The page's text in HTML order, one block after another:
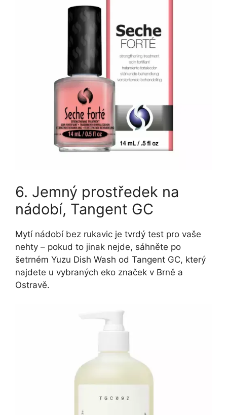
6. Jemný prostředek na
nádobí, Tangent GC
Mytí nádobí bez rukavic je tvrdý test pro vaše
nehty – pokud to jinak nejde, sáhněte po
šetrném Yuzu Dish Wash od Tangent GC, který
najdete u vybraných eko značek v Brně a
Ostravě.